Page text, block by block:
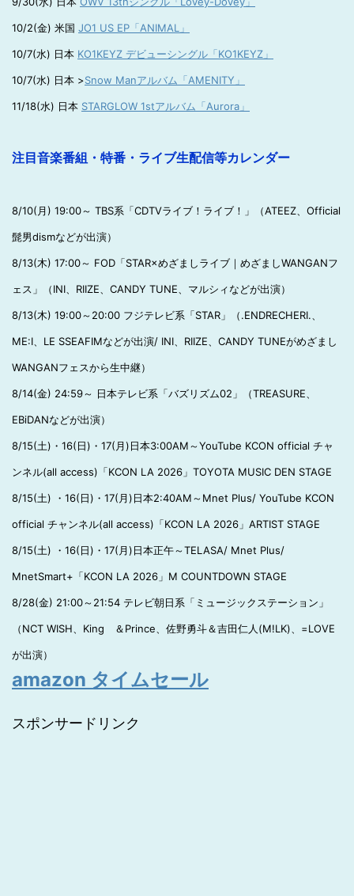
10/2(金) 米国 JO1 US EP「ANIMAL」
10/7(水) 日本 KO1KEYZ デビューシングル「KO1KEYZ」
10/7(水) 日本 >Snow Manアルバム「AMENITY」
11/18(水) 日本 STARGLOW 1stアルバム「Aurora」
注目音楽番組・特番・ライブ生配信等カレンダー
8/10(月) 19:00～ TBS系「CDTVライブ！ライブ！」（ATEEZ、Official
髭男dismなどが出演）
8/13(木) 17:00～ FOD「STAR×めざましライブ｜めざましWANGANフ
ェス」（INI、RIIZE、CANDY TUNE、マルシィなどが出演）
8/13(木) 19:00～20:00 フジテレビ系「STAR」（.ENDRECHERI.、
ME:I、LE SSEAFIMなどが出演/ INI、RIIZE、CANDY TUNEがめざまし
WANGANフェスから生中継）
8/14(金) 24:59～ 日本テレビ系「バズリズム02」（TREASURE、
EBiDANなどが出演）
8/15(土)・16(日)・17(月)日本3:00AM～YouTube KCON official チャ
ンネル(all access)「KCON LA 2026」TOYOTA MUSIC DEN STAGE
8/15(土) ・16(日)・17(月)日本2:40AM～Mnet Plus/ YouTube KCON
official チャンネル(all access)「KCON LA 2026」ARTIST STAGE
8/15(土) ・16(日)・17(月)日本正午～TELASA/ Mnet Plus/
MnetSmart+「KCON LA 2026」M COUNTDOWN STAGE
8/28(金) 21:00～21:54 テレビ朝日系「ミュージックステーション」
（NCT WISH、King ＆Prince、佐野勇斗＆吉田仁人(M!LK)、=LOVE
が出演）
amazon タイムセール
スポンサードリンク